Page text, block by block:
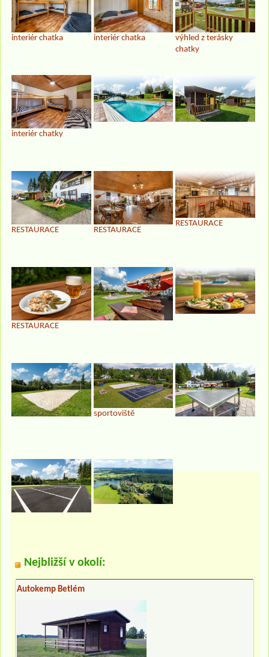
interiér chatka interiér chatka
výhled z terásky
chatky
interiér chatky
RESTAURACE RESTAURACE
RESTAURACE
RESTAURACE
sportoviště
Nejbližší v okolí:
Autokemp Betlém